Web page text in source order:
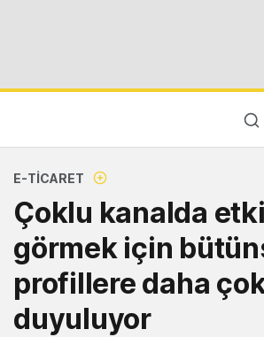
E-TICARET
Çoklu kanalda
görmek için
profillere daha
duyuluyor